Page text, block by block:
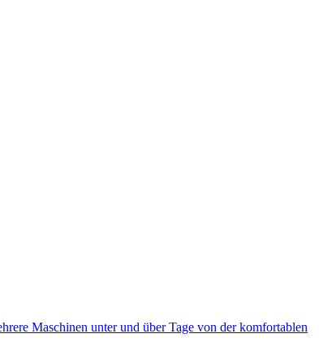
Maschinen unter und über Tage von der komfortablen